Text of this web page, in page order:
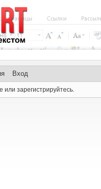
Вход
или зарегистрируйтесь.